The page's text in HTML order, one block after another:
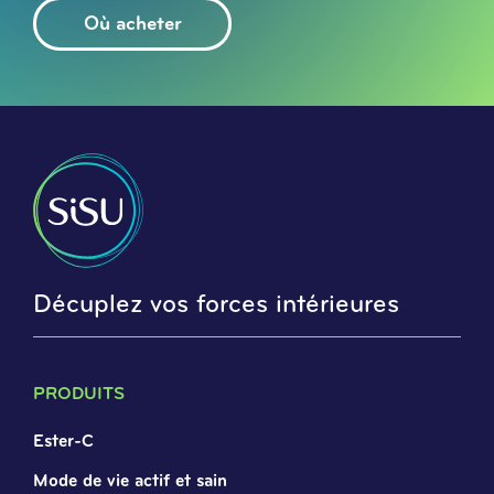
Où acheter
Décuplez vos forces intérieures
PRODUITS
Ester-C
Mode de vie actif et sain